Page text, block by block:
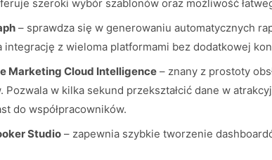
szeroki wybór szablonów oraz możliwość
– sprawdza się w generowaniu automatycznych
integrację z wieloma platformami bez dodatkowej
Marketing Cloud Intelligence – znany z prostoty
Pozwala w kilka sekund przekształcić dane w
do współpracowników.
Studio – zapewnia szybkie tworzenie